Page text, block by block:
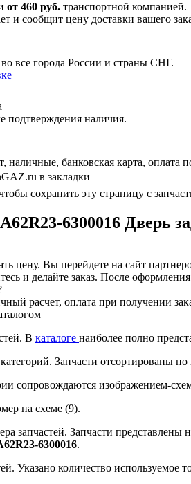
от 460 руб. транспортной компанией.
и сообщит цену доставки вашего
все города России и страны СНГ.
подтверждения наличия.
наличные, банковская карта, оплата
в закладки
сохранить эту страницу с
6300016 Дверь
цену. Вы перейдете на сайт
и делайте заказ. После оформления
расчет, оплата при получении
В каталоге наиболее полно
Запчасти отсортированы
сопровождаются изображением-
на схеме (9).
запчастей. Запчасти представлены
6300016.
Указано количество используемое